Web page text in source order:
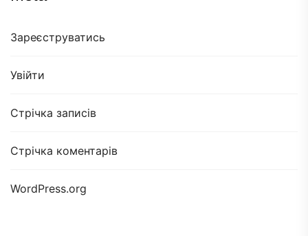
Зареєструватись
Увійти
Стрічка записів
Стрічка коментарів
WordPress.org